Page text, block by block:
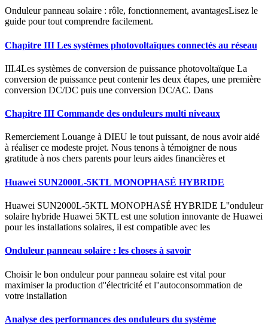
Onduleur panneau solaire : rôle, fonctionnement, avantagesLisez le
guide pour tout comprendre facilement.
Chapitre III Les systèmes photovoltaïques connectés au réseau
III.4Les systèmes de conversion de puissance photovoltaïque La
conversion de puissance peut contenir les deux étapes, une première
conversion DC/DC puis une conversion DC/AC. Dans
Chapitre III Commande des onduleurs multi niveaux
Remerciement Louange à DIEU le tout puissant, de nous avoir aidé
à réaliser ce modeste projet. Nous tenons à témoigner de nous
gratitude à nos chers parents pour leurs aides financières et
Huawei SUN2000L-5KTL MONOPHASÉ HYBRIDE
Huawei SUN2000L-5KTL MONOPHASÉ HYBRIDE L''onduleur
solaire hybride Huawei 5KTL est une solution innovante de Huawei
pour les installations solaires, il est compatible avec les
Onduleur panneau solaire : les choses à savoir
Choisir le bon onduleur pour panneau solaire est vital pour
maximiser la production d''électricité et l''autoconsommation de
votre installation
Analyse des performances des onduleurs du système